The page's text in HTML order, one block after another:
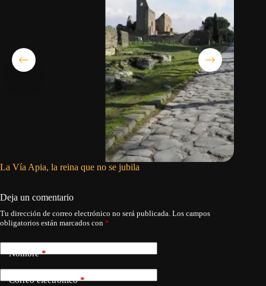
La Vía Apia, la reina que no se jubila
Deja un comentario
Tu dirección de correo electrónico no será publicada. Los campos
obligatorios están marcados con *
Nombre*
Correo electrónico*